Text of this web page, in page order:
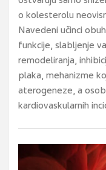
o kolesterolu
Navedeni učinci
funkcije, slabljenje
remodeliranja,
plaka, mehanizme
aterogeneze, a
kardiovaskularnih